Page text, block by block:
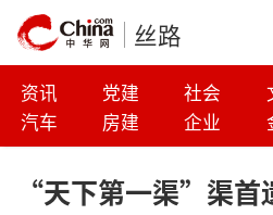
丝路
资讯 党建 社会
汽车
房建 企业
“天下第一渠”渠首